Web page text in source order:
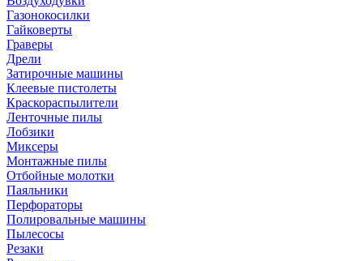
Газонокосилки
Гайковерты
Граверы
Дрели
Затирочные машины
Клеевые пистолеты
Краскораспылители
Ленточные пилы
Лобзики
Миксеры
Монтажные пилы
Отбойные молотки
Паяльники
Перфораторы
Полировальные машины
Пылесосы
Резаки